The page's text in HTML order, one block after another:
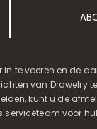
te voeren en de
van Drawelry
kunt u de
voor